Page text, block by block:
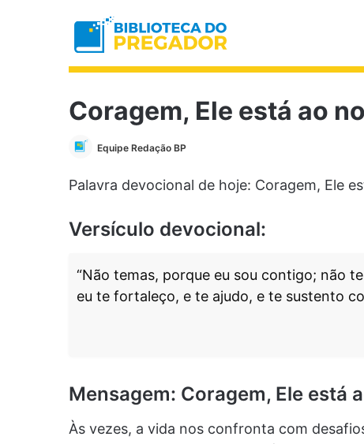
Coragem, Ele está ao
Equipe Redação BP
Palavra devocional de hoje: Coragem, Ele
Versículo devocional:
“Não temas, porque eu sou contigo; não
eu te fortaleço, e te ajudo, e te sustento
Mensagem: Coragem, Ele está
Às vezes, a vida nos confronta com